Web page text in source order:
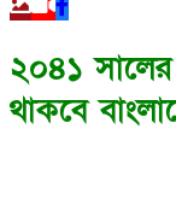
২০৪১ সালের
থাকবে